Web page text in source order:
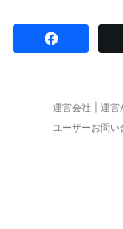
運営会社 運営
ユーザーお問い